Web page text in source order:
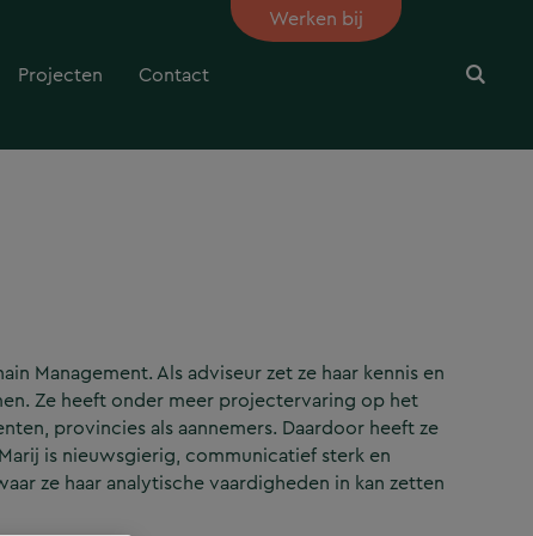
Projecten Contact
Werken bij
Management. Als adviseur zet ze haar kennis en
Ze heeft onder meer projectervaring op het
provincies als aannemers. Daardoor heeft ze
is nieuwsgierig, communicatief sterk en
ze haar analytische vaardigheden in kan zetten